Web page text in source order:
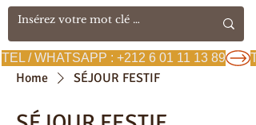
TEL / WHATSAPP : +212 6 01 11 13 89
Home SÉJOUR FESTIF